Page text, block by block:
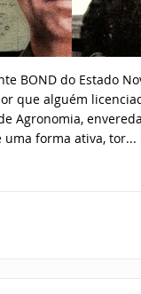
BOND do Estado
que alguém
Agronomia,
forma ativa, tor...